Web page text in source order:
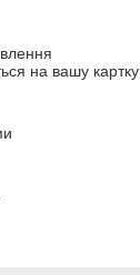
на вашу картку